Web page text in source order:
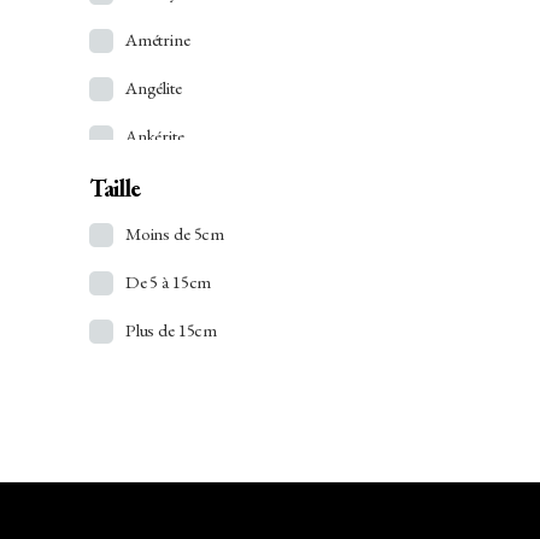
Amétrine
Angélite
Ankérite
Apatite
Apophyllite
Aragonite
Argent
Taille
Moins de 5cm
De 5 à 15cm
Plus de 15cm